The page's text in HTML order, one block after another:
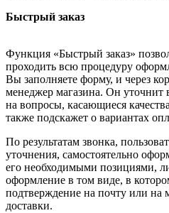
Быстрый заказ
Функция «Быстрый заказ»
проходить всю процедуру
Вы заполняете форму, и через
менеджер магазина. Он уточнит
на вопросы, касающиеся
также подскажет о вариантах
По результатам звонка,
уточнения, самостоятельно
его необходимыми позициями,
оформление в том виде, в
подтверждение на почту или
доставки.